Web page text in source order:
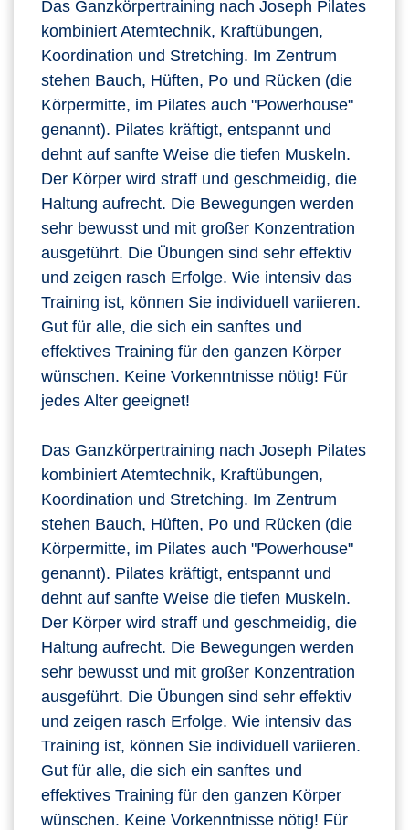
Das Ganzkörpertraining nach Joseph Pilates
kombiniert Atemtechnik, Kraftübungen,
Koordination und Stretching. Im Zentrum
stehen Bauch, Hüften, Po und Rücken (die
Körpermitte, im Pilates auch "Powerhouse"
genannt). Pilates kräftigt, entspannt und
dehnt auf sanfte Weise die tiefen Muskeln.
Der Körper wird straff und geschmeidig, die
Haltung aufrecht. Die Bewegungen werden
sehr bewusst und mit großer Konzentration
ausgeführt. Die Übungen sind sehr effektiv
und zeigen rasch Erfolge. Wie intensiv das
Training ist, können Sie individuell variieren.
Gut für alle, die sich ein sanftes und
effektives Training für den ganzen Körper
wünschen. Keine Vorkenntnisse nötig! Für
jedes Alter geeignet!
Das Ganzkörpertraining nach Joseph Pilates
kombiniert Atemtechnik, Kraftübungen,
Koordination und Stretching. Im Zentrum
stehen Bauch, Hüften, Po und Rücken (die
Körpermitte, im Pilates auch "Powerhouse"
genannt). Pilates kräftigt, entspannt und
dehnt auf sanfte Weise die tiefen Muskeln.
Der Körper wird straff und geschmeidig, die
Haltung aufrecht. Die Bewegungen werden
sehr bewusst und mit großer Konzentration
ausgeführt. Die Übungen sind sehr effektiv
und zeigen rasch Erfolge. Wie intensiv das
Training ist, können Sie individuell variieren.
Gut für alle, die sich ein sanftes und
effektives Training für den ganzen Körper
wünschen. Keine Vorkenntnisse nötig! Für